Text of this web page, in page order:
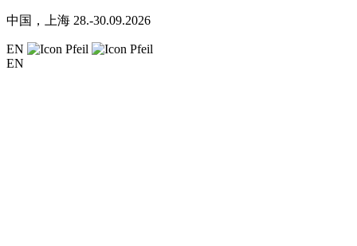
中国，上海 28.-30.09.2026
EN
EN